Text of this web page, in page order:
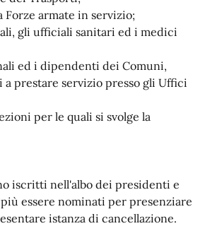
armate in servizio;
gli ufficiali sanitari ed i medici
ed i dipendenti dei Comuni,
prestare servizio presso gli Uffici
per le quali si svolge la
iscritti nell'albo dei presidenti e
essere nominati per presenziare
istanza di cancellazione.